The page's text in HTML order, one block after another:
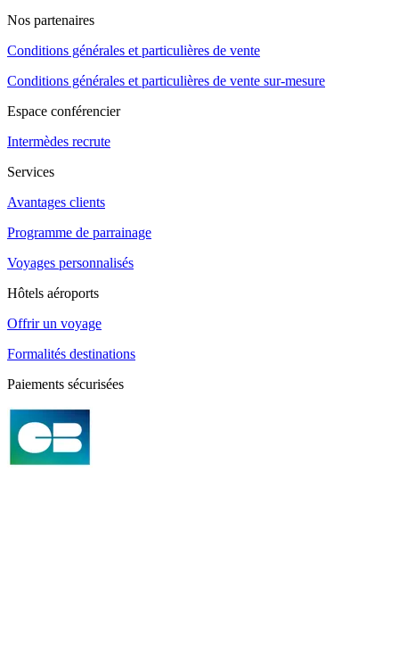
Nos partenaires
Conditions générales et particulières de vente
Conditions générales et particulières de vente sur-mesure
Espace conférencier
Intermèdes recrute
Services
Avantages clients
Programme de parrainage
Voyages personnalisés
Hôtels aéroports
Offrir un voyage
Formalités destinations
Paiements sécurisées